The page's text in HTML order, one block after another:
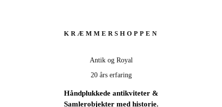
KRÆMMERSHOPPEN
Antik og Royal
20 års erfaring
Håndplukkede antikviteter &
Samlerobjekter med historie.